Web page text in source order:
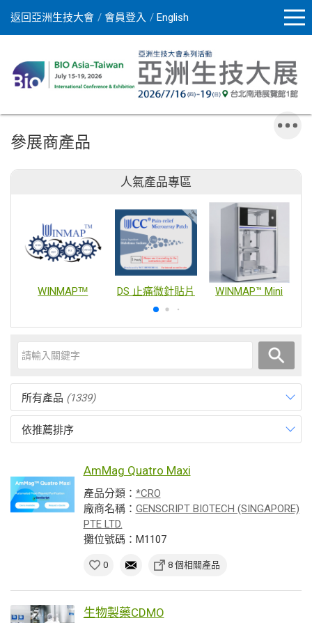
返回亞洲生技大會 會員登入 English
參展商產品
人氣產品專區
WINMAPᵀᴹ DS 止痛微針貼片 WINMAP™ Mini
所有產品 (1339)
依推薦排序
AmMag Quatro Maxi
產品分類： *CRO
廠商名稱： GENSCRIPT BIOTECH (SINGAPORE)
PTE LTD.
攤位號碼：M1107
0 8 個相關產品
生物製藥CDMO